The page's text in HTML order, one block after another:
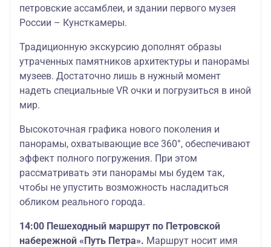
петровские ассамблеи, и здании первого музея
России – Кунсткамеры.
Традиционную экскурсию дополнят образы
утраченных памятников архитектуры и панорамы
музеев. Достаточно лишь в нужный момент
надеть специальные VR очки и погрузиться в иной
мир.
Высокоточная графика нового поколения и
панорамы, охватывающие все 360°, обеспечивают
эффект полного погружения. При этом
рассматривать эти панорамы мы будем так,
чтобы не упустить возможность насладиться
обликом реального города.
14:00 Пешеходный маршрут по Петровской
набережной «Путь Петра». Маршрут носит имя